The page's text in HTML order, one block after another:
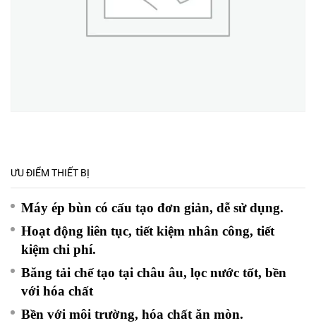
ƯU ĐIỂM THIẾT BỊ
Máy ép bùn có cấu tạo đơn giản, dễ sử dụng.
Hoạt động liên tục, tiết kiệm nhân công, tiết
kiệm chi phí.
Băng tải chế tạo tại châu âu, lọc nước tốt, bền
với hóa chất
Bền với môi trường, hóa chất ăn mòn.